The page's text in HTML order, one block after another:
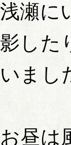
浅瀬に
影した
いまし
お昼は